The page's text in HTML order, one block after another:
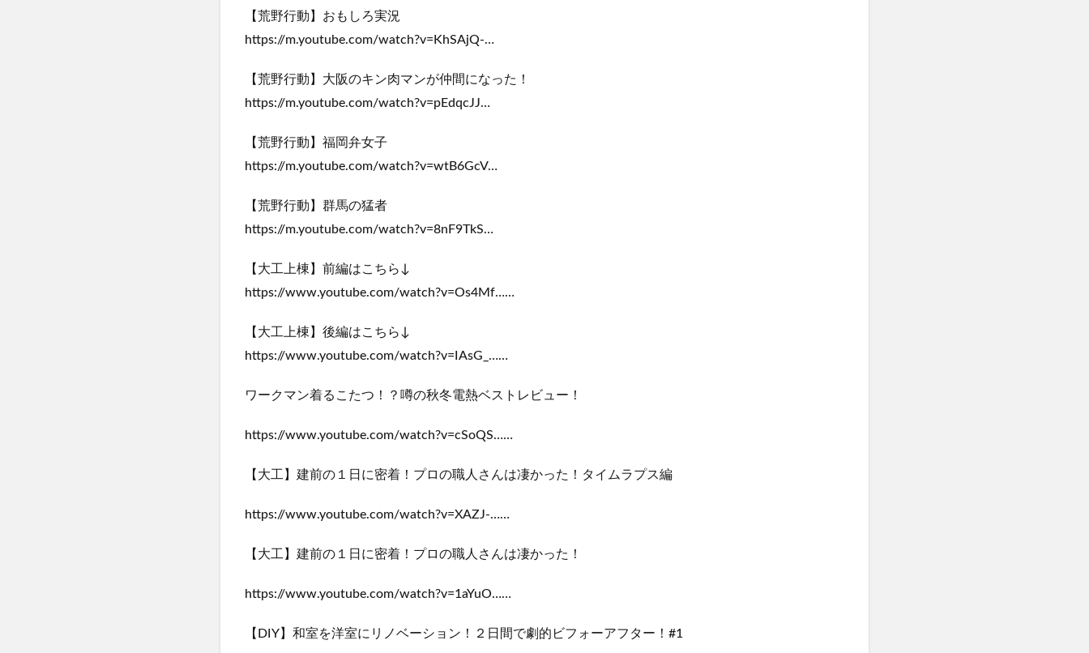
【荒野行動】おもしろ実況
https://m.youtube.com/watch?v=KhSAjQ-…
【荒野行動】大阪のキン肉マンが仲間になった！
https://m.youtube.com/watch?v=pEdqcJJ…
【荒野行動】福岡弁女子
https://m.youtube.com/watch?v=wtB6GcV…
【荒野行動】群馬の猛者
https://m.youtube.com/watch?v=8nF9TkS…
【大工上棟】前編はこちら↓
https://www.youtube.com/watch?v=Os4Mf……
【大工上棟】後編はこちら↓
https://www.youtube.com/watch?v=IAsG_……
ワークマン着るこたつ！？噂の秋冬電熱ベストレビュー！
https://www.youtube.com/watch?v=cSoQS……
【大工】建前の１日に密着！プロの職人さんは凄かった！タイムラプス編
https://www.youtube.com/watch?v=XAZJ-……
【大工】建前の１日に密着！プロの職人さんは凄かった！
https://www.youtube.com/watch?v=1aYuO……
【DIY】和室を洋室にリノベーション！２日間で劇的ビフォーアフター！#1